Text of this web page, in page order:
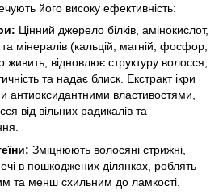
його високу ефективність:
Цінний джерело білків, амінокислот,
та мінералів (кальцій, магній, фосфор,
живить, відновлює структуру волосся,
та надає блиск. Екстракт ікри
антиоксидантними властивостями,
від вільних радикалів та
Зміцнюють волосяні стрижні,
в пошкоджених ділянках, роблять
та менш схильним до ламкості.